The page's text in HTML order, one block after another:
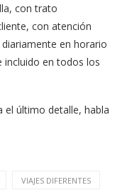
con trato
con atención
en horario
incluido en todos los
el último detalle, habla
VIAJES DIFERENTES